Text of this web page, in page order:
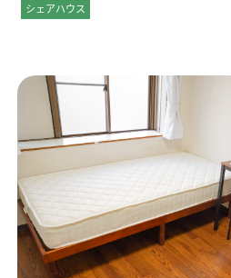
シェアハウス